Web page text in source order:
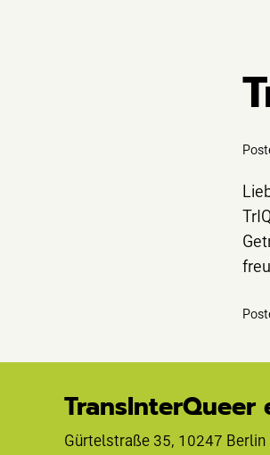
TransInterQueer
Gürtelstraße 35, 10247 Berlin